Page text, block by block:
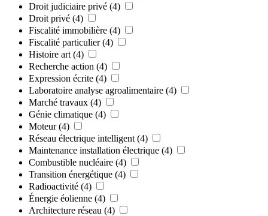
Droit judiciaire privé (4)
Droit privé (4)
Fiscalité immobilière (4)
Fiscalité particulier (4)
Histoire art (4)
Recherche action (4)
Expression écrite (4)
Laboratoire analyse agroalimentaire (4)
Marché travaux (4)
Génie climatique (4)
Moteur (4)
Réseau électrique intelligent (4)
Maintenance installation électrique (4)
Combustible nucléaire (4)
Transition énergétique (4)
Radioactivité (4)
Énergie éolienne (4)
Architecture réseau (4)